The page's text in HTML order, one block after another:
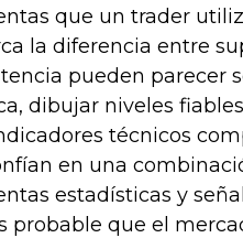
que un trader
la diferencia entre
pueden parecer
dibujar niveles
técnicos
en una
estadísticas y
probable que el